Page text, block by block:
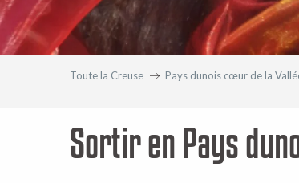
Toute la Creuse Pays dunois cœur de la
Sortir en Pays